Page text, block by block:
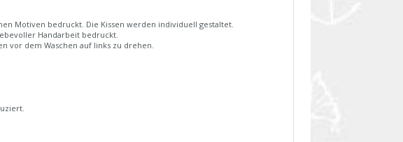
Motiven bedruckt. Die Kissen werden individuell gestaltet.
Handarbeit bedruckt.
vor dem Waschen auf links zu drehen.